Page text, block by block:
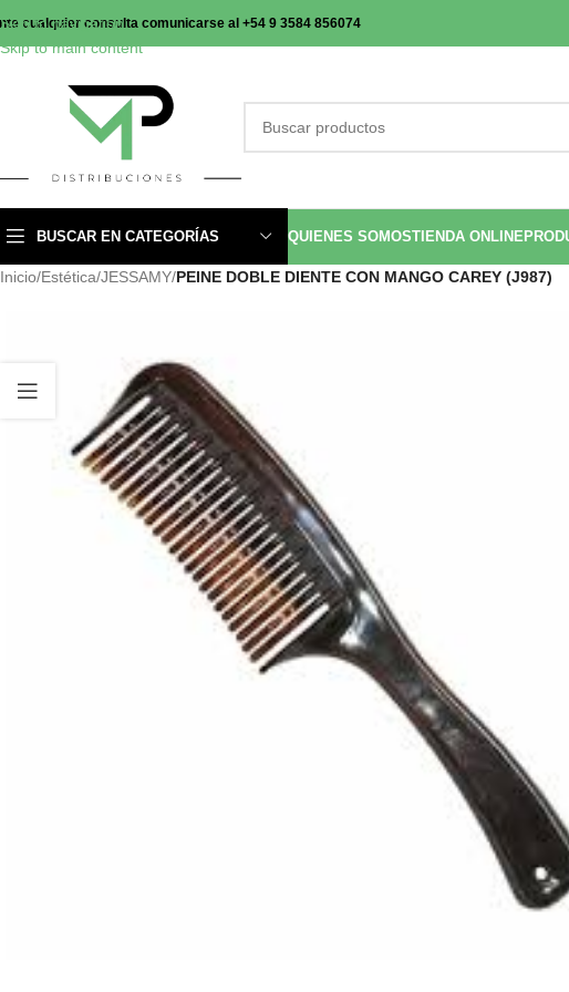
Skip to navigation
Skip to main content
cualquier consulta comunicarse al +54 9 3584 856074
BUSCAR EN CATEGORÍAS QUIENES SOMOSTIENDA ONLINE
Inicio/Estética/JESSAMY/PEINE DOBLE DIENTE CON MANGO CAREY (J987)